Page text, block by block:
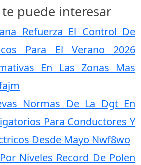
puede interesar
Refuerza El Control De
Para El Verano 2026
En Las Zonas Mas
Normas De La Dgt En
Para Conductores Y
Desde Mayo Nwf8wo
Niveles Record De Polen